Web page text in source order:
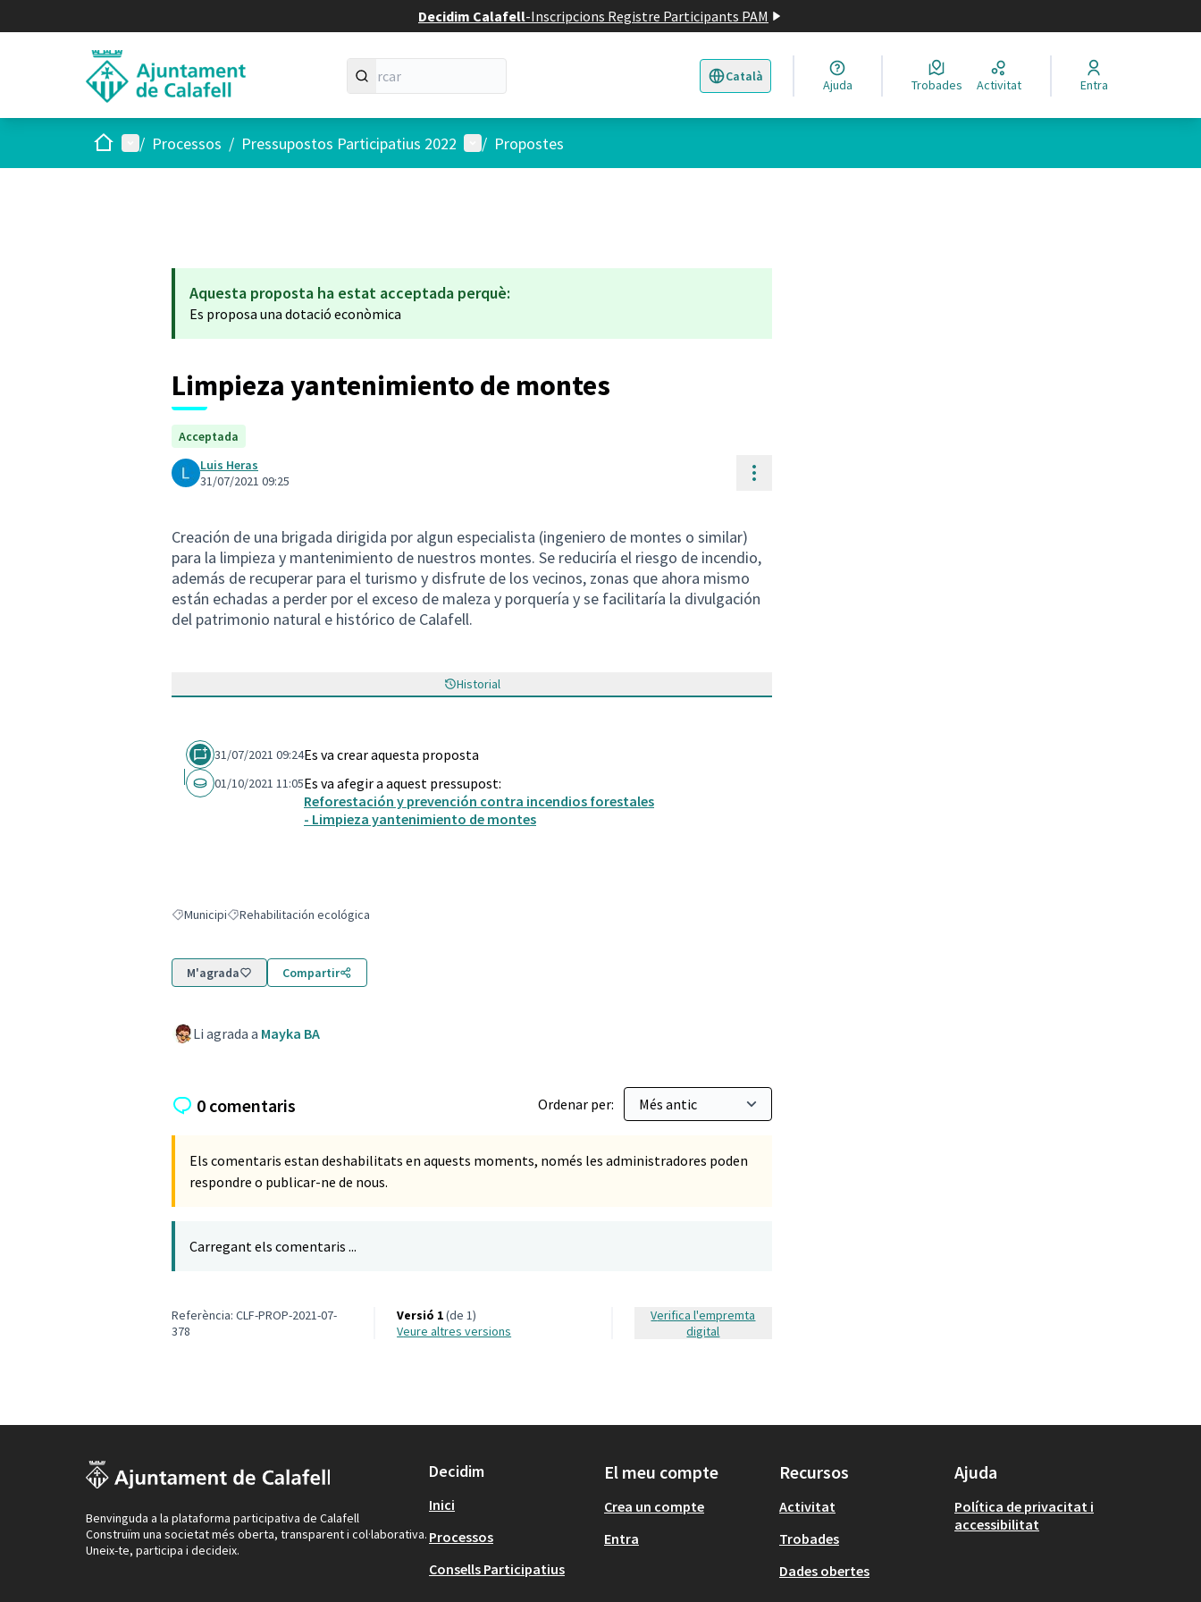
Decidim Calafell-Inscripcions Registre Participants PAM
Català
Triar la llengua Elegir el idioma
Ajuda Trobades Activitat Entra
Inici Menú principal
/ Processos / Pressupostos Participatius 2022 Menú d'usuari
/ Propostes
Aquesta proposta ha estat acceptada perquè:
Es proposa una dotació econòmica
Limpieza yantenimiento de montes
Acceptada
Luis Heras
31/07/2021 09:25
Controls de recursos
Creación de una brigada dirigida por algun especialista (ingeniero de montes o similar)
para la limpieza y mantenimiento de nuestros montes. Se reduciría el riesgo de incendio,
además de recuperar para el turismo y disfrute de los vecinos, zonas que ahora mismo
están echadas a perder por el exceso de maleza y porquería y se facilitaría la divulgación
del patrimonio natural e histórico de Calafell.
Historial
31/07/2021 09:24Es va crear aquesta proposta
01/10/2021 11:05Es va afegir a aquest pressupost:
Reforestación y prevención contra incendios forestales
- Limpieza yantenimiento de montes
Resultats en filtrar per: Municipi
MunicipiResultats en filtrar per: Rehabilitación ecológica
Rehabilitación ecológica
M'agrada Compartir
Li agrada a Mayka BA
0 comentaris Ordenar per:
Els comentaris estan deshabilitats en aquests moments, només les administradores poden
respondre o publicar-ne de nous.
Carregant els comentaris ...
Referència: CLF-PROP-2021-07-
378
Versió 1(de 1)
veure altres versions
Verifica l'empremta
digital
Benvinguda a la plataforma participativa de Calafell
Construïm una societat més oberta, transparent i col·laborativa.
Uneix-te, participa i decideix.
Decidim
Inici
Processos
Consells Participatius
El meu compte
Crea un compte
Entra
Recursos
Activitat
Trobades
Dades obertes
Ajuda
Política de privacitat i
accessibilitat